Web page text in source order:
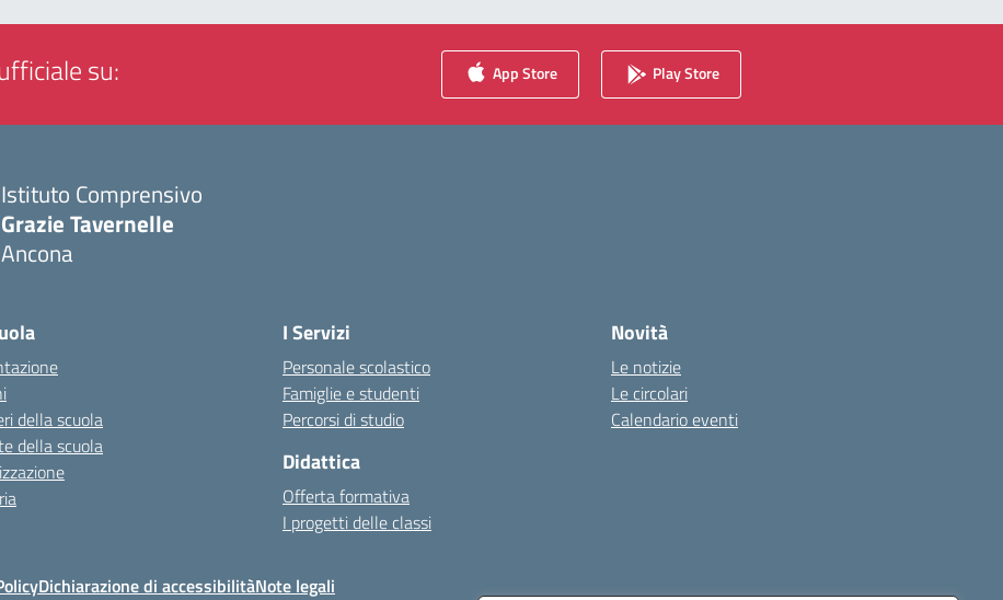
su: App Store Play Store
Istituto Comprensivo
Grazie Tavernelle
Ancona
della scuola
della scuola
I Servizi
Personale scolastico
Famiglie e studenti
Percorsi di studio
Didattica
Offerta formativa
I progetti delle classi
Novità
Le notizie
Le circolari
Calendario eventi
Dichiarazione di accessibilitàNote legali